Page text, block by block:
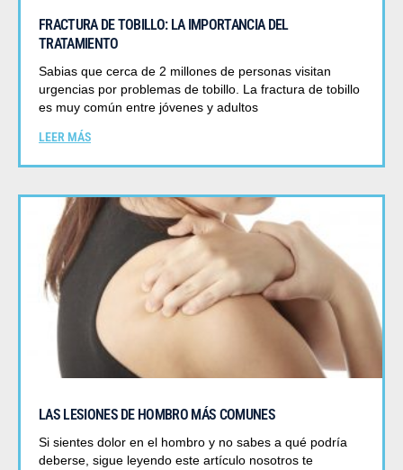
FRACTURA DE TOBILLO: LA IMPORTANCIA DEL
TRATAMIENTO
Sabias que cerca de 2 millones de personas visitan
urgencias por problemas de tobillo. La fractura de tobillo
es muy común entre jóvenes y adultos
LEER MÁS
LAS LESIONES DE HOMBRO MÁS COMUNES
Si sientes dolor en el hombro y no sabes a qué podría
deberse, sigue leyendo este artículo nosotros te